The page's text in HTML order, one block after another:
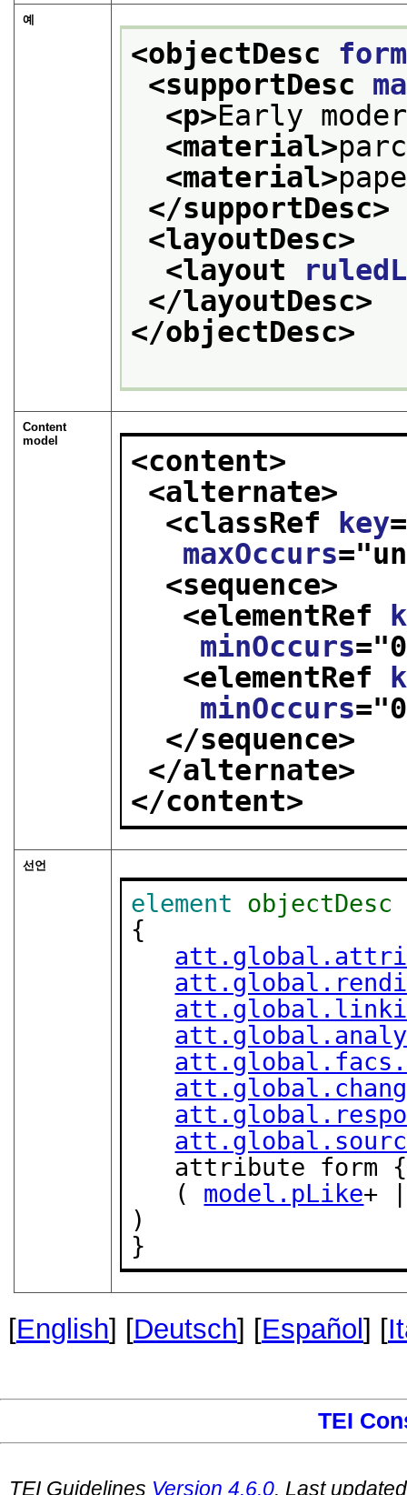
예
<objectDesc form
<supportDesc
<p>Early
<material>
<material>
</supportDesc>
<layoutDesc>
<layout
</layoutDesc>
</objectDesc>
Content
model
<content>
<alternate>
<classRef key
maxOccurs="
<sequence>
<elementRef
minOccurs="0
<elementRef
minOccurs="0
</sequence>
</alternate>
</content>
선언
element
objectDesc
{
attribute form
   (
model.pLike+
)
}
[English] [Deutsch] [Español ] [
TEI
TEI Guidelines Version 4.6.0. Last